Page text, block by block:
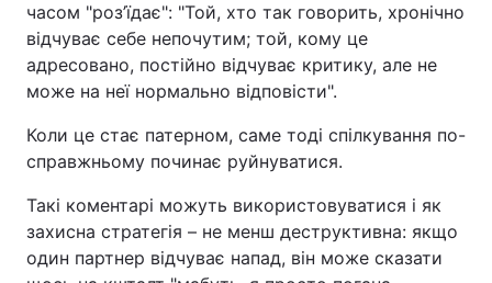
часом "роз’їдає": "Той, хто так говорить, хронічно
відчуває себе непочутим; той, кому це
адресовано, постійно відчуває критику, але не
може на неї нормально відповісти".
Коли це стає патерном, саме тоді спілкування по-
справжньому починає руйнуватися.
Такі коментарі можуть використовуватися і як
захисна стратегія – не менш деструктивна: якщо
один партнер відчуває напад, він може сказати